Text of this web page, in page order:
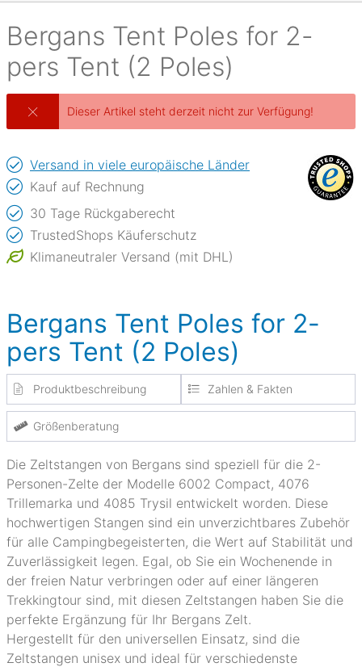
Bergans Tent Poles for 2-
pers Tent (2 Poles)
Dieser Artikel steht derzeit nicht zur Verfügung!
Versand in viele europäische Länder
Kauf auf Rechnung
30 Tage Rückgaberecht
TrustedShops Käuferschutz
Klimaneutraler Versand (mit DHL)
Bergans Tent Poles for 2-
pers Tent (2 Poles)
Produktbeschreibung Zahlen & Fakten
Größenberatung
Die Zeltstangen von Bergans sind speziell für die 2-
Personen-Zelte der Modelle 6002 Compact, 4076
Trillemarka und 4085 Trysil entwickelt worden. Diese
hochwertigen Stangen sind ein unverzichtbares Zubehör
für alle Campingbegeisterten, die Wert auf Stabilität und
Zuverlässigkeit legen. Egal, ob Sie ein Wochenende in
der freien Natur verbringen oder auf einer längeren
Trekkingtour sind, mit diesen Zeltstangen haben Sie die
perfekte Ergänzung für Ihr Bergans Zelt.
Hergestellt für den universellen Einsatz, sind die
Zeltstangen unisex und ideal für verschiedenste